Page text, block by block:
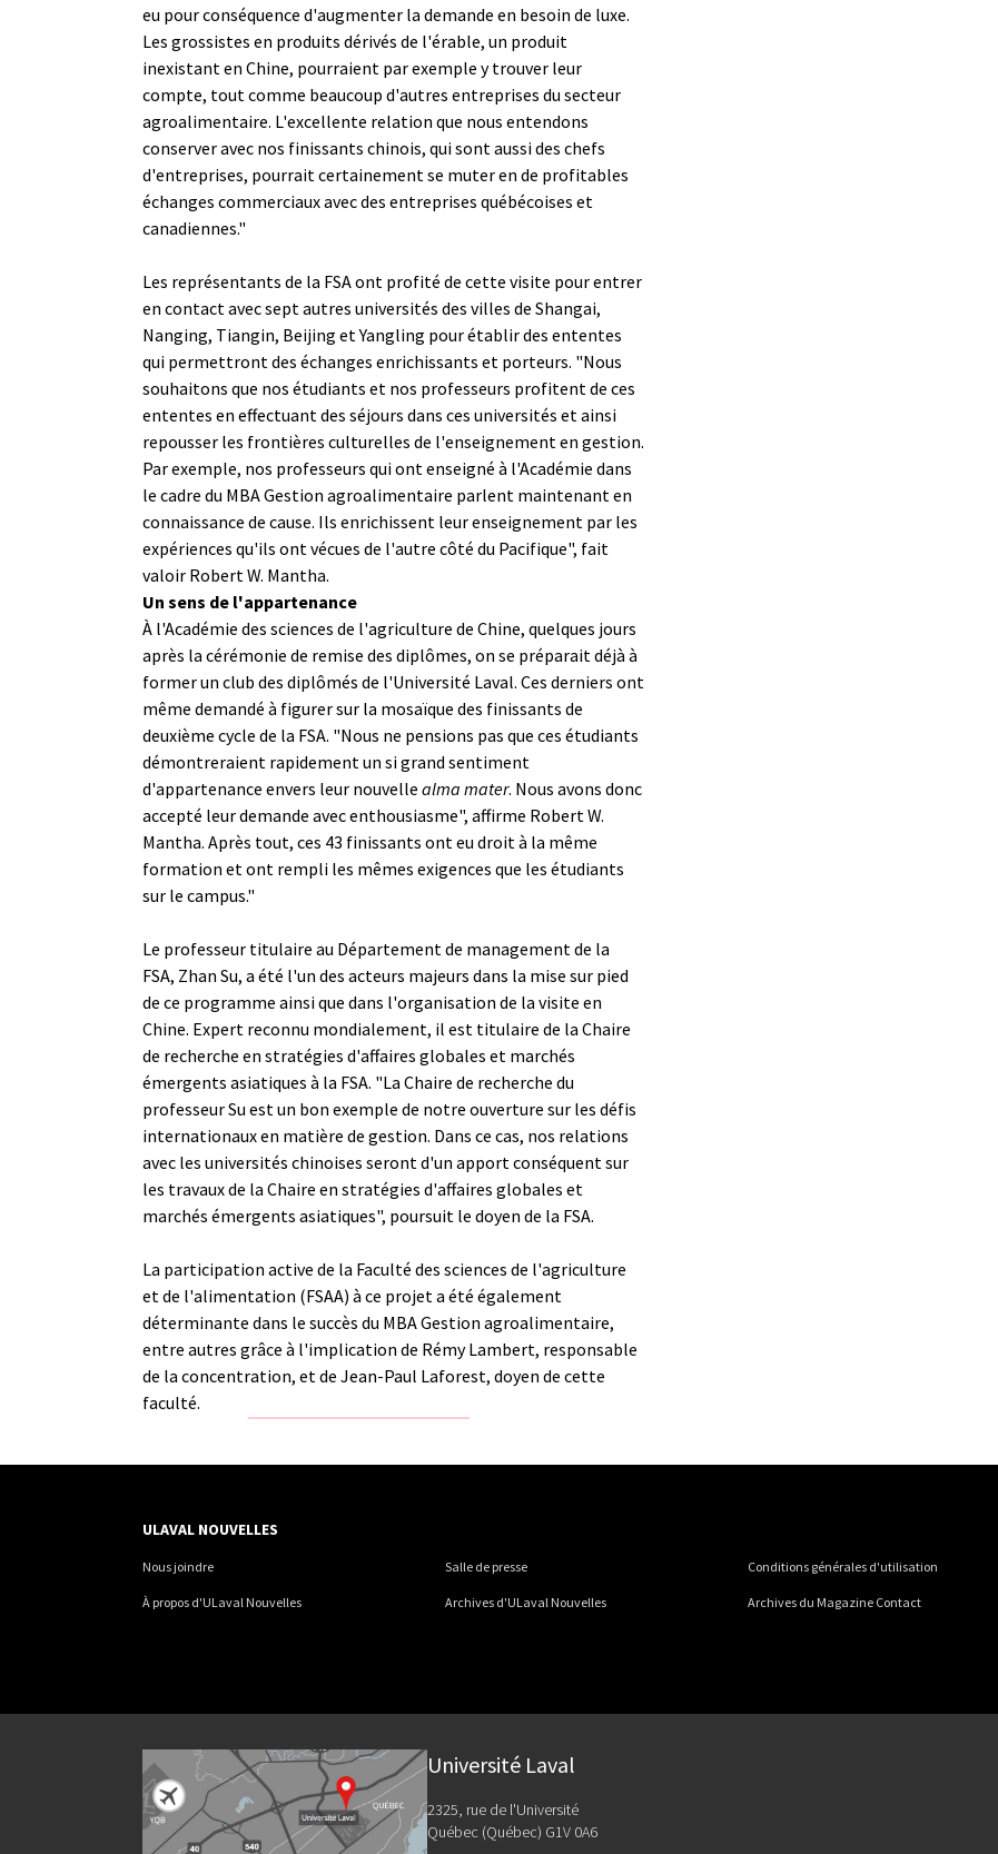
eu pour conséquence d'augmenter la demande en besoin de luxe.
Les grossistes en produits dérivés de l'érable, un produit
inexistant en Chine, pourraient par exemple y trouver leur
compte, tout comme beaucoup d'autres entreprises du secteur
agroalimentaire. L'excellente relation que nous entendons
conserver avec nos finissants chinois, qui sont aussi des chefs
d'entreprises, pourrait certainement se muter en de profitables
échanges commerciaux avec des entreprises québécoises et
canadiennes."
Les représentants de la FSA ont profité de cette visite pour entrer
en contact avec sept autres universités des villes de Shangai,
Nanging, Tiangin, Beijing et Yangling pour établir des ententes
qui permettront des échanges enrichissants et porteurs. "Nous
souhaitons que nos étudiants et nos professeurs profitent de ces
ententes en effectuant des séjours dans ces universités et ainsi
repousser les frontières culturelles de l'enseignement en gestion.
Par exemple, nos professeurs qui ont enseigné à l'Académie dans
le cadre du MBA Gestion agroalimentaire parlent maintenant en
connaissance de cause. Ils enrichissent leur enseignement par les
expériences qu'ils ont vécues de l'autre côté du Pacifique", fait
valoir Robert W. Mantha.
Un sens de l'appartenance
À l'Académie des sciences de l'agriculture de Chine, quelques jours
après la cérémonie de remise des diplômes, on se préparait déjà à
former un club des diplômés de l'Université Laval. Ces derniers ont
même demandé à figurer sur la mosaïque des finissants de
deuxième cycle de la FSA. "Nous ne pensions pas que ces étudiants
démontreraient rapidement un si grand sentiment
d'appartenance envers leur nouvelle alma mater. Nous avons donc
accepté leur demande avec enthousiasme", affirme Robert W.
Mantha. Après tout, ces 43 finissants ont eu droit à la même
formation et ont rempli les mêmes exigences que les étudiants
sur le campus."
Le professeur titulaire au Département de management de la
FSA, Zhan Su, a été l'un des acteurs majeurs dans la mise sur pied
de ce programme ainsi que dans l'organisation de la visite en
Chine. Expert reconnu mondialement, il est titulaire de la Chaire
de recherche en stratégies d'affaires globales et marchés
émergents asiatiques à la FSA. "La Chaire de recherche du
professeur Su est un bon exemple de notre ouverture sur les défis
internationaux en matière de gestion. Dans ce cas, nos relations
avec les universités chinoises seront d'un apport conséquent sur
les travaux de la Chaire en stratégies d'affaires globales et
marchés émergents asiatiques", poursuit le doyen de la FSA.
La participation active de la Faculté des sciences de l'agriculture
et de l'alimentation (FSAA) à ce projet a été également
déterminante dans le succès du MBA Gestion agroalimentaire,
entre autres grâce à l'implication de Rémy Lambert, responsable
de la concentration, et de Jean-Paul Laforest, doyen de cette
faculté.
ULAVAL NOUVELLES
Nous joindre Salle de presse Conditions générales d'utilisation
À propos d'ULaval Nouvelles Archives d'ULaval Nouvelles Archives du Magazine Contact
Université Laval
2325, rue de l'Université
Québec (Québec) G1V 0A6